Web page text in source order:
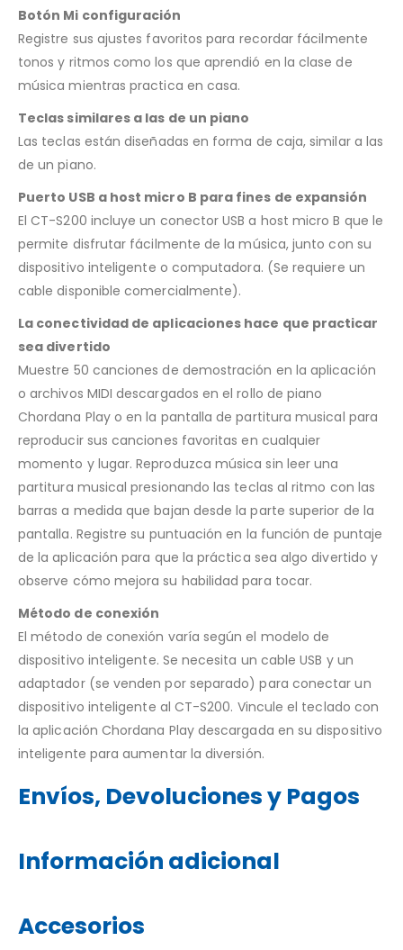
Botón Mi configuración
Registre sus ajustes favoritos para recordar fácilmente
tonos y ritmos como los que aprendió en la clase de
música mientras practica en casa.
Teclas similares a las de un piano
Las teclas están diseñadas en forma de caja, similar a las
de un piano.
Puerto USB a host micro B para fines de expansión
El CT-S200 incluye un conector USB a host micro B que le
permite disfrutar fácilmente de la música, junto con su
dispositivo inteligente o computadora. (Se requiere un
cable disponible comercialmente).
La conectividad de aplicaciones hace que practicar
sea divertido
Muestre 50 canciones de demostración en la aplicación
o archivos MIDI descargados en el rollo de piano
Chordana Play o en la pantalla de partitura musical para
reproducir sus canciones favoritas en cualquier
momento y lugar. Reproduzca música sin leer una
partitura musical presionando las teclas al ritmo con las
barras a medida que bajan desde la parte superior de la
pantalla. Registre su puntuación en la función de puntaje
de la aplicación para que la práctica sea algo divertido y
observe cómo mejora su habilidad para tocar.
Método de conexión
El método de conexión varía según el modelo de
dispositivo inteligente. Se necesita un cable USB y un
adaptador (se venden por separado) para conectar un
dispositivo inteligente al CT-S200. Vincule el teclado con
la aplicación Chordana Play descargada en su dispositivo
inteligente para aumentar la diversión.
Envíos, Devoluciones y Pagos
Información adicional
Accesorios